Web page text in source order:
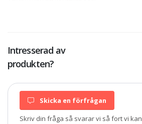
Intresserad av
produkten?
Skicka en förfrågan
Skriv din fråga så svarar vi så fort vi kan